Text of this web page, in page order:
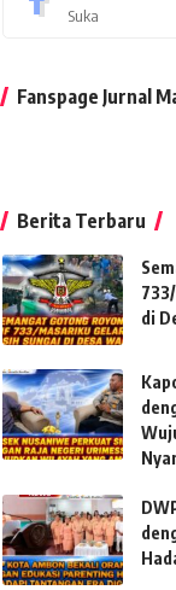
Suka
Fanspage Jurnal
Berita Terbaru
di